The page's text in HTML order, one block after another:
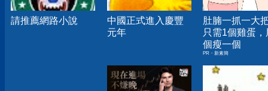
請推薦網路小說
中國正式進入慶豐
元年
肚腩一抓一大
只需1個雞蛋，
個瘦一個
PR・新素簡